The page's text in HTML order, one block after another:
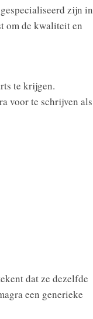
zijn in
om de kwaliteit en
te krijgen.
voor te schrijven als
dat ze dezelfde
een generieke